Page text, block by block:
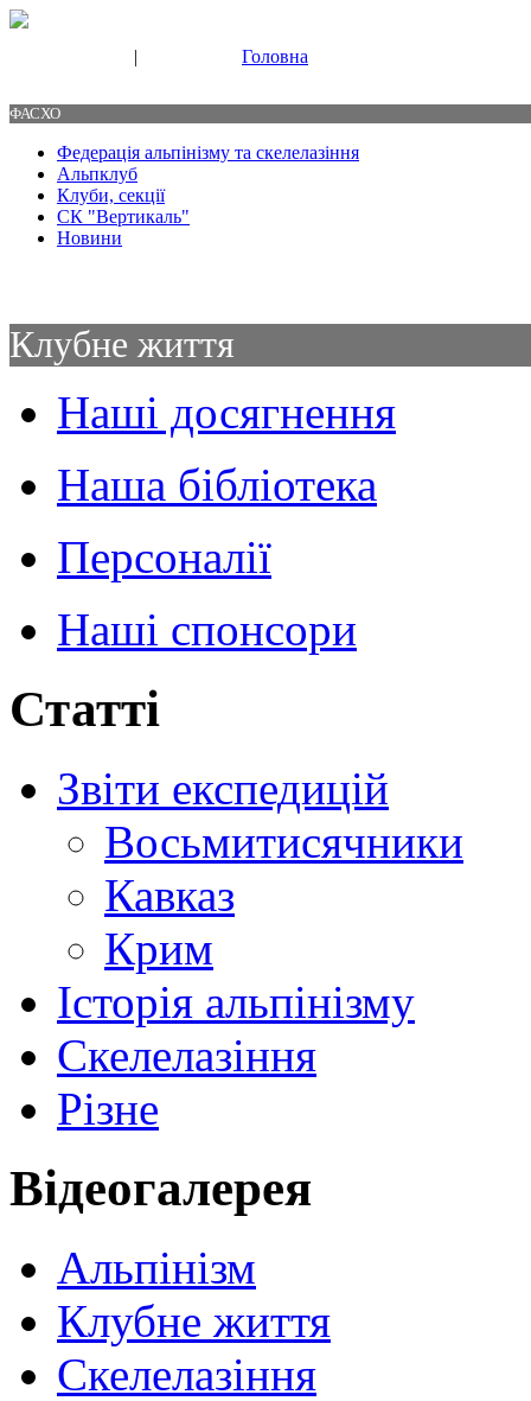
| Головна
ФАСХО
Федерація альпінізму та скелелазіння
Альпклуб
Клуби, секції
СК "Вертикаль"
Новини
Клубне життя
Наші досягнення
Наша бібліотека
Персоналії
Наші спонсори
Статті
Звіти експедицій
Восьмитисячники
Кавказ
Крим
Історія альпінізму
Скелелазіння
Різне
Відеогалерея
Альпінізм
Клубне життя
Скелелазіння